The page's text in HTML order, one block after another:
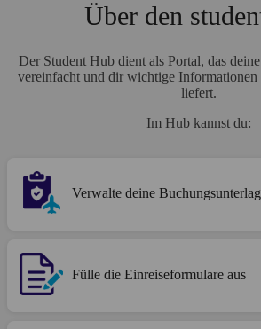
Über den
Der Student Hub dient als Portal, das
vereinfacht und dir wichtige
liefert.
Im Hub kannst du:
Verwalte deine
Fülle die Einreiseformulare aus